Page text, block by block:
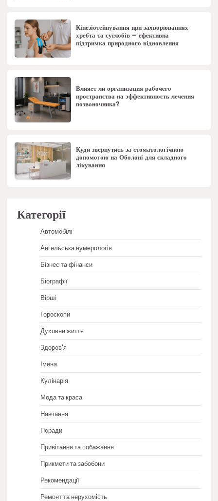
Кінезіотейпування при захворюваннях
хребта та суглобів – ефективна
підтримка природного відновлення
Влияет ли организация рабочего
пространства на эффективность лечения
позвоночника?
Куди звернутись за стоматологічною
допомогою на Оболоні для складного
лікування
Категорії
Автомобілі
Ангельська нумерологія
Бізнес та фінанси
Біографії
Вірші
Гороскопи
Духовне життя
Здоров'я
Імена
Кулінарія
Мода та краса
Навчання
Поради
Привітання та побажання
Прикмети та забобони
Рекомендації
Ремонт та нерухомість